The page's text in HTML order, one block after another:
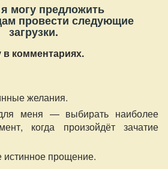
могу предложить
провести следующие
загрузки.
комментариях.
желания.
меня — выбирать наиболее
когда произойдёт зачатие
истинное прощение.